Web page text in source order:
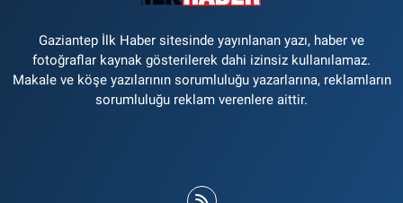
Gaziantep İlk Haber sitesinde yayınlanan yazı, haber ve
fotoğraflar kaynak gösterilerek dahi izinsiz kullanılamaz.
Makale ve köşe yazılarının sorumluluğu yazarlarına, reklamların
sorumluluğu reklam verenlere aittir.